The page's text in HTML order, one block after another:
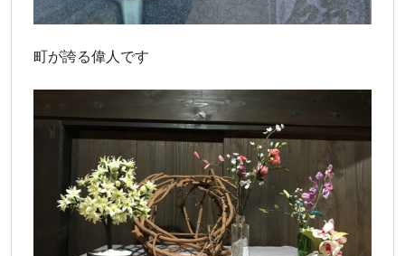
町が誇る偉人です